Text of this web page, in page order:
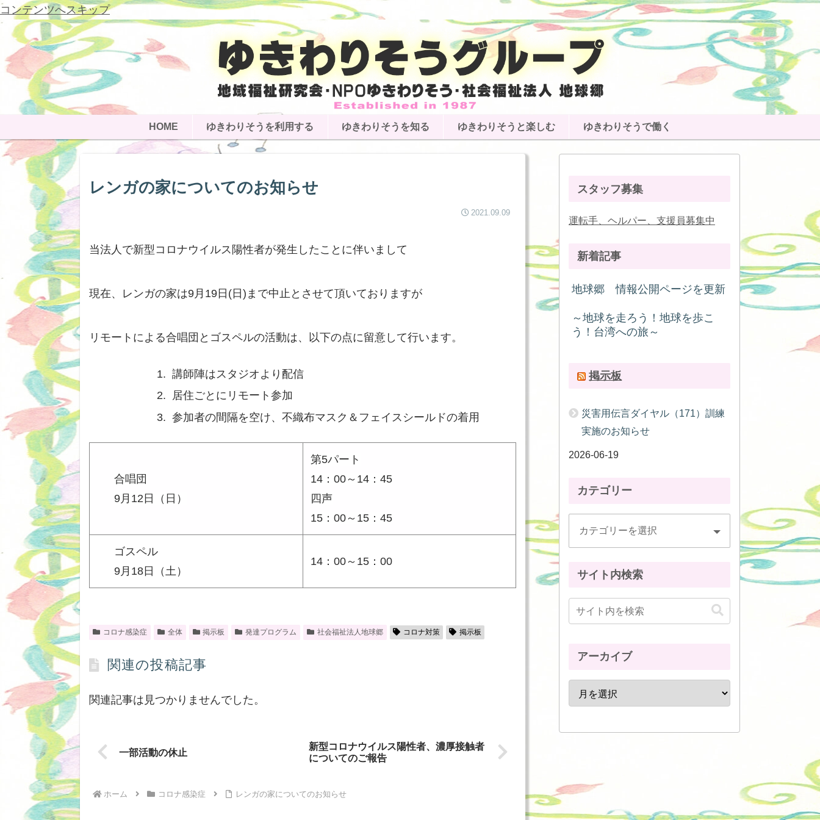
コンテンツへスキップ
HOME ゆきわりそうを利用する ゆきわりそうを知る ゆきわりそうと楽しむ ゆきわりそうで働く
レンガの家についてのお知らせ
2021.09.09
当法人で新型コロナウイルス陽性者が発生したことに伴いまして
現在、レンガの家は9月19日(日)まで中止とさせて頂いておりますが
リモートによる合唱団とゴスペルの活動は、以下の点に留意して行います。
講師陣はスタジオより配信
居住ごとにリモート参加
参加者の間隔を空け、不織布マスク＆フェイスシールドの着用
合唱団
9月12日（日）
第5パート
14：00～14：45
四声
15：00～15：45
ゴスペル
9月18日（土）
14：00～15：00
コロナ感染症 全体 掲示板 発達プログラム 社会福祉法人地球郷 コロナ対策 掲示板
関連の投稿記事
関連記事は見つかりませんでした。
一部活動の休止
新型コロナウイルス陽性者、濃厚接触者
についてのご報告
ホーム コロナ感染症 レンガの家についてのお知らせ
スタッフ募集
運転手、ヘルパー、支援員募集中
新着記事
地球郷 情報公開ページを更新
～地球を走ろう！地球を歩こ
う！台湾への旅～
掲示板
災害用伝言ダイヤル（171）訓練
実施のお知らせ
2026-06-19
カテゴリー
サイト内検索
アーカイブ